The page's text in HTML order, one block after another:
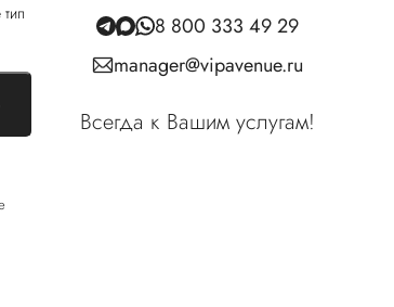
8 800 333 49 29
manager@vipavenue.ru
Всегда к Вашим услугам!